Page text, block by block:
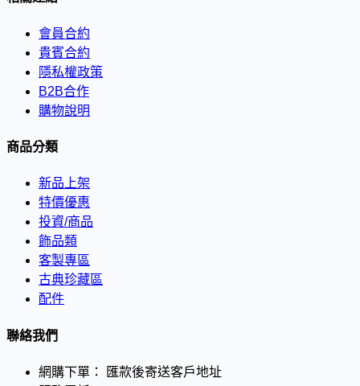
會員合約
貴賓合約
隱私權政策
B2B合作
購物說明
商品分類
新品上架
特價優惠
投資/商品
飾品類
客製專區
古典珍藏區
配件
聯絡我們
網購下單：
匯款後寄送客戶地址